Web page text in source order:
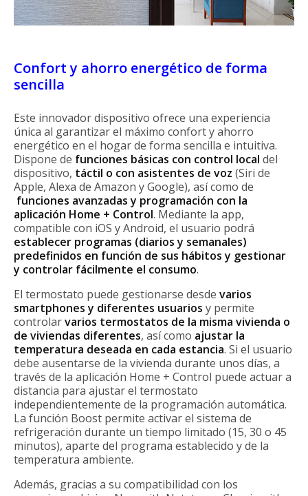
Confort y ahorro energético de forma
sencilla
Este innovador dispositivo ofrece una experiencia
única al garantizar el máximo confort y ahorro
energético en el hogar de forma sencilla e intuitiva.
Dispone de funciones básicas con control local del
dispositivo, táctil o con asistentes de voz (Siri de
Apple, Alexa de Amazon y Google), así como de
funciones avanzadas y programación con la
aplicación Home + Control. Mediante la app,
compatible con iOS y Android, el usuario podrá
establecer programas (diarios y semanales)
predefinidos en función de sus hábitos y gestionar
y controlar fácilmente el consumo.
El termostato puede gestionarse desde varios
smartphones y diferentes usuarios y permite
controlarvarios termostatos de la misma vivienda o
de viviendas diferentes, así como ajustar la
temperatura deseada en cada estancia. Si el usuario
debe ausentarse de la vivienda durante unos días, a
través de la aplicación Home + Control puede actuar a
distancia para ajustar el termostato
independientemente de la programación automática.
La función Boost permite activar el sistema de
refrigeración durante un tiempo limitado (15, 30 o 45
minutos), aparte del programa establecido y de la
temperatura ambiente.
Además, gracias a su compatibilidad con los